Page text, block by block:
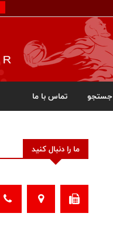
جستجو تماس با ما
ما را دنبال کنید